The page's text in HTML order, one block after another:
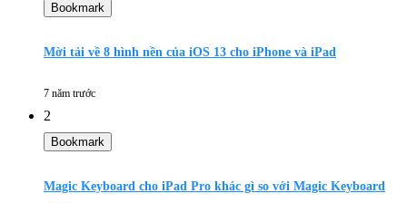
Bookmark
Mời tải về 8 hình nền của iOS 13 cho iPhone và iPad
7 năm trước
2
Bookmark
Magic Keyboard cho iPad Pro khác gì so với Magic Keyboard